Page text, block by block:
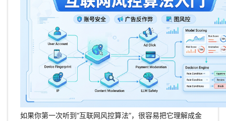
如果你第一次听到“互联网风控算法”，很容易把它理解成金